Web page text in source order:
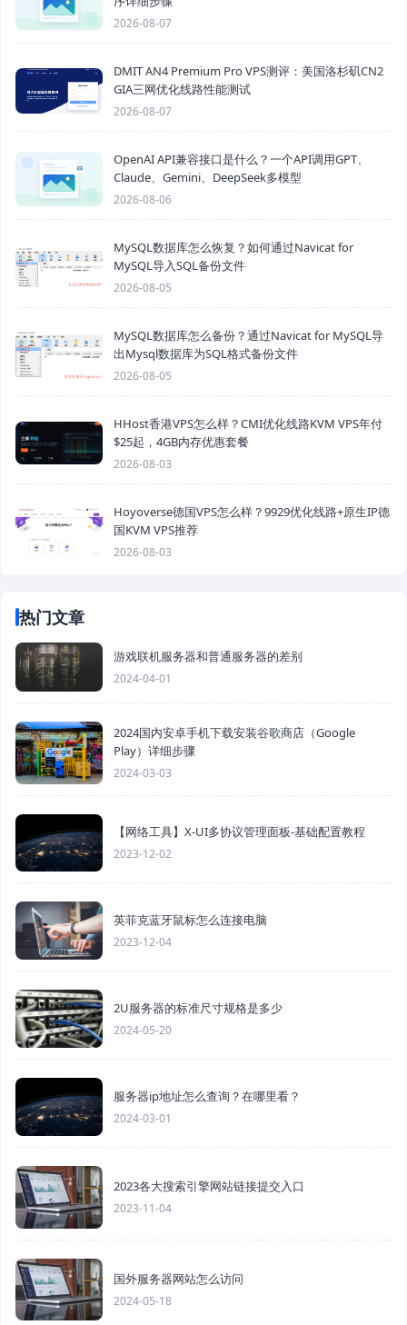
2026-08-07
DMIT AN4 Premium Pro VPS测评：美国洛杉矶CN2
GIA三网优化线路性能测试
2026-08-07
OpenAI API兼容接口是什么？一个API调用GPT、
Claude、Gemini、DeepSeek多模型
2026-08-06
MySQL数据库怎么恢复？如何通过Navicat for
MySQL导入SQL备份文件
2026-08-05
MySQL数据库怎么备份？通过Navicat for MySQL导
出Mysql数据库为SQL格式备份文件
2026-08-05
HHost香港VPS怎么样？CMI优化线路KVM VPS年付
$25起，4GB内存优惠套餐
2026-08-03
Hoyoverse德国VPS怎么样？9929优化线路+原生IP德
国KVM VPS推荐
2026-08-03
热门文章
游戏联机服务器和普通服务器的差别
2024-04-01
2024国内安卓手机下载安装谷歌商店（Google
Play）详细步骤
2024-03-03
【网络工具】X-UI多协议管理面板-基础配置教程
2023-12-02
英菲克蓝牙鼠标怎么连接电脑
2023-12-04
2U服务器的标准尺寸规格是多少
2024-05-20
服务器ip地址怎么查询？在哪里看？
2024-03-01
2023各大搜索引擎网站链接提交入口
2023-11-04
国外服务器网站怎么访问
2024-05-18